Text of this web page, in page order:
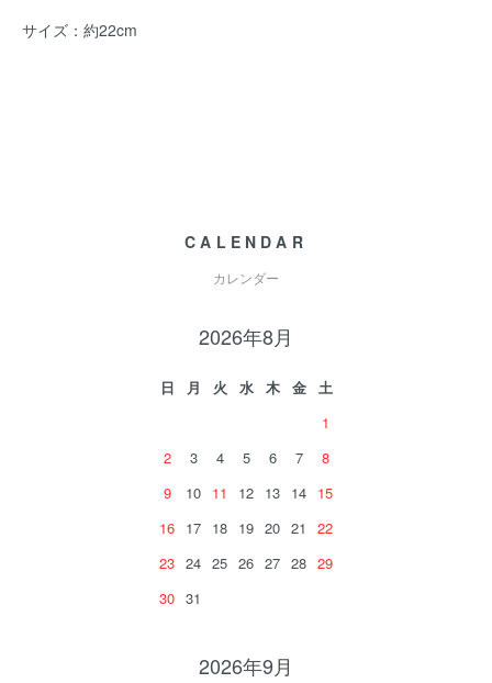
サイズ：約22cm
CALENDAR
カレンダー
2026年8月
日 月 火 水 木 金
土
1
2
3 4 5 6 7
8
9
10 11 12 13 14 15
16 17 18 19 20 21
22
23 24 25 26 27 28 29
30 31
2026年9月